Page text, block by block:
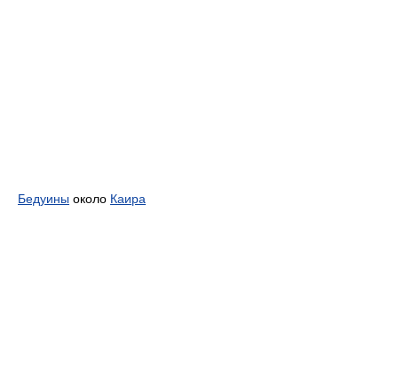
Бедуины около Каира